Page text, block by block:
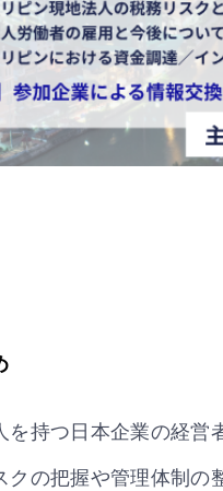
を持つ日本企業の経営
クの把握や管理体制の